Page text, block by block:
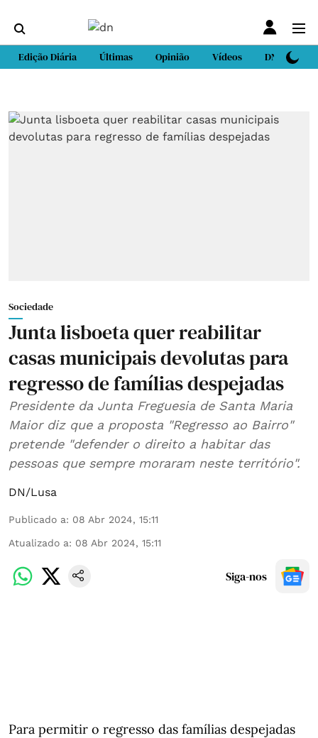
Edição Diária Últimas Opinião Vídeos DN Sport
Sociedade
Junta lisboeta quer reabilitar
casas municipais devolutas para
regresso de famílias despejadas
Presidente da Junta Freguesia de Santa Maria
Maior diz que a proposta "Regresso ao Bairro"
pretende "defender o direito a habitar das
pessoas que sempre moraram neste território".
DN/Lusa
Publicado a: 08 Abr 2024, 15:11
Atualizado a: 08 Abr 2024, 15:11
Siga-nos
Para permitir o regresso das famílias despejadas